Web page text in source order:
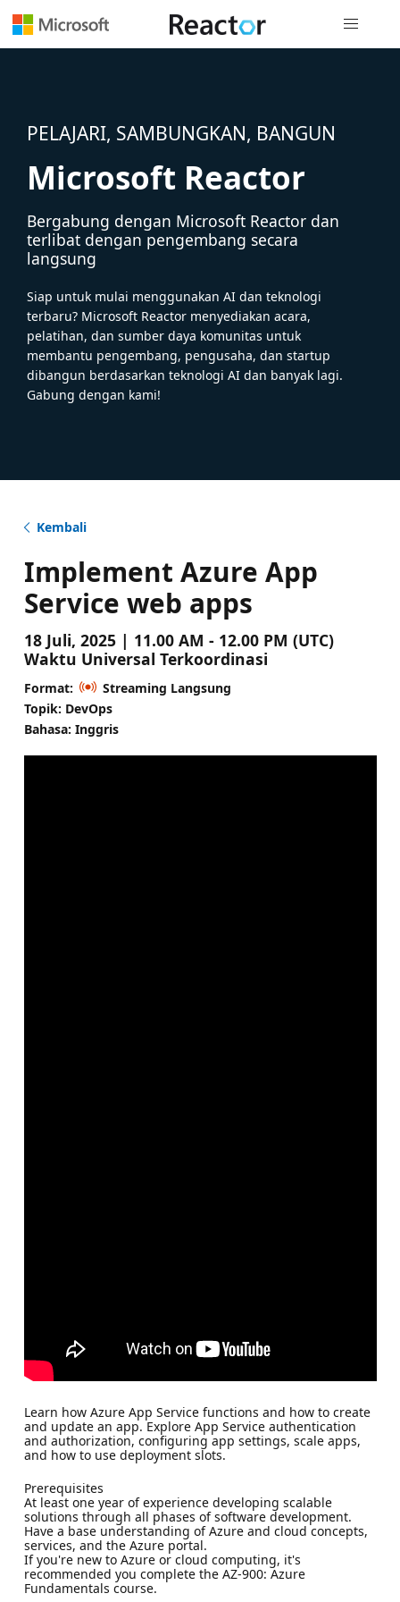
PELAJARI, SAMBUNGKAN, BANGUN
Microsoft Reactor
Bergabung dengan Microsoft Reactor dan
terlibat dengan pengembang secara
langsung
Siap untuk mulai menggunakan AI dan teknologi
terbaru? Microsoft Reactor menyediakan acara,
pelatihan, dan sumber daya komunitas untuk
membantu pengembang, pengusaha, dan startup
dibangun berdasarkan teknologi AI dan banyak lagi.
Gabung dengan kami!
Kembali
Implement Azure App
Service web apps
18 Juli, 2025 | 11.00 AM - 12.00 PM (UTC)
Waktu Universal Terkoordinasi
Format:
Streaming Langsung
Topik: DevOps
Bahasa: Inggris
Learn how Azure App Service functions and how to create
and update an app. Explore App Service authentication
and authorization, configuring app settings, scale apps,
and how to use deployment slots.
Prerequisites
At least one year of experience developing scalable
solutions through all phases of software development.
Have a base understanding of Azure and cloud concepts,
services, and the Azure portal.
If you're new to Azure or cloud computing, it's
recommended you complete the AZ-900: Azure
Fundamentals course.